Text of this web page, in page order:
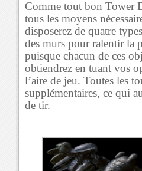
Comme tout bon Tower
tous les moyens
disposerez de quatre
des murs pour ralentir la
puisque chacun de ces
obtiendrez en tuant vos
l’aire de jeu. Toutes les
supplémentaires, ce qui
de tir.